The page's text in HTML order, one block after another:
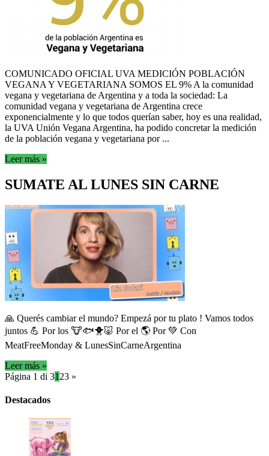
COMUNICADO OFICIAL UVA MEDICIÓN POBLACIÓN
VEGANA Y VEGETARIANA SOMOS EL 9% A la comunidad
vegana y vegetariana de Argentina y a toda la sociedad: La
comunidad vegana y vegetariana de Argentina crece
exponencialmente y lo que todos querían saber, hoy es una realidad,
la UVA Unión Vegana Argentina, ha podido concretar la medición
de la población vegana y vegetariana por ...
Leer más »
SUMATE AL LUNES SIN CARNE
🙏 Querés cambiar el mundo? Empezá por tu plato ! Vamos todos
juntos 💪 Por los 🐮🐟🐥🐷 Por el 🌎 Por 💚 Con
MeatFreeMonday & LunesSinCarneArgentina
Leer más »
Página 1 di 31 23 »
Destacados